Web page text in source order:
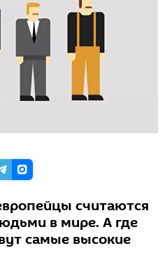
считаются
в мире. А где
самые высокие